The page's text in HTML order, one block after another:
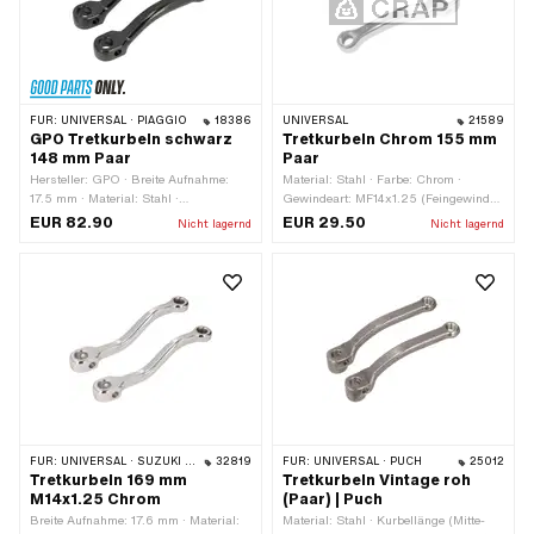
FÜR: UNIVERSAL · PIAGGIO 18386
GPO Tretkurbeln schwarz
148 mm Paar
Hersteller: GPO · Breite Aufnahme:
17.5 mm · Material: Stahl ·
Gewindeart: FG14.3 (9/16" 20G) ·
Oberfläche: lackiert · Ø Tretkeil: 9 mm
· Ø Tretachse: 16 mm · Kröpfung
(Versatz): 30 mm · Gesamtlänge: 148
EUR 82.90 Nicht lagernd
UNIVERSAL 21589
Tretkurbeln Chrom 155 mm
Paar
Material: Stahl · Farbe: Chrom ·
Gewindeart: MF14x1.25 (Feingewinde)
· Kurbellänge (Mitte-Mitte): 125 mm ·
EUR 29.50 Nicht lagernd
FÜR: UNIVERSAL · SUZUKI · PEUGEOT 32819
Tretkurbeln 169 mm
M14x1.25 Chrom
Breite Aufnahme: 17.6 mm · Material:
FÜR: UNIVERSAL · PUCH 25012
Tretkurbeln Vintage roh
(Paar) | Puch
Material: Stahl · Kurbellänge (Mitte-